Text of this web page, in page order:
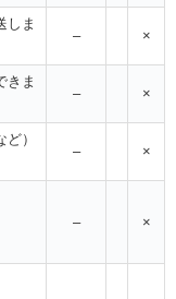
しま
– ×
きま
– ×
）
– ×
– ×